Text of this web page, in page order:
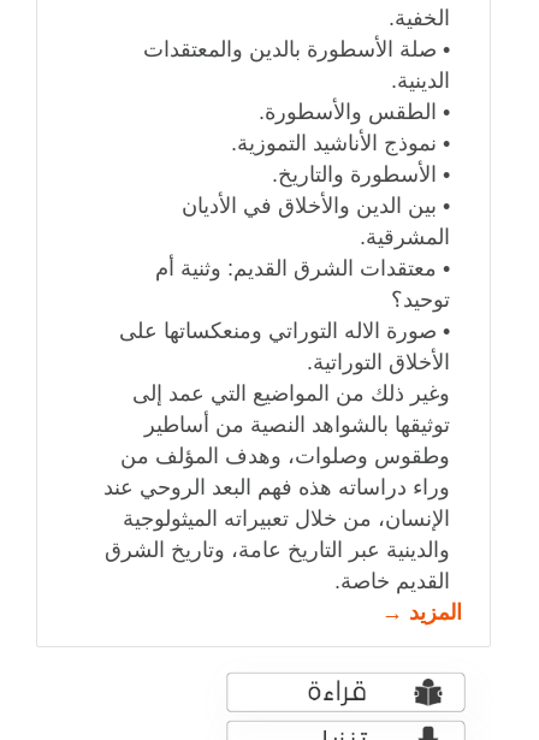
الخفية.
• صلة الأسطورة بالدين والمعتقدات
الدينية.
• الطقس والأسطورة.
• نموذج الأناشيد التموزية.
• الأسطورة والتاريخ.
• بين الدين والأخلاق في الأديان
المشرقية.
• معتقدات الشرق القديم: وثنية أم
توحيد؟
• صورة الاله التوراتي ومنعكساتها على
الأخلاق التوراتية.
وغير ذلك من المواضيع التي عمد إلى
توثيقها بالشواهد النصية من أساطير
وطقوس وصلوات، وهدف المؤلف من
وراء دراساته هذه فهم البعد الروحي عند
الإنسان، من خلال تعبيراته الميثولوجية
والدينية عبر التاريخ عامة، وتاريخ الشرق
القديم خاصة.
المزيد →